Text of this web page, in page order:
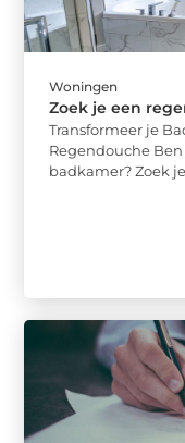
Woningen
Zoek je een
Transformeer je
Regendouche
badkamer? Zoek